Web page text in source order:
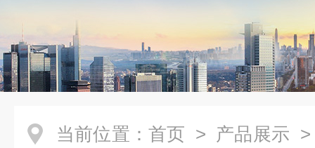
当前位置： 首页 > 产品展示